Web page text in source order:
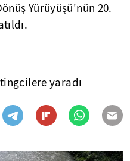
Yürüyüşü'nün 20.
yaradı